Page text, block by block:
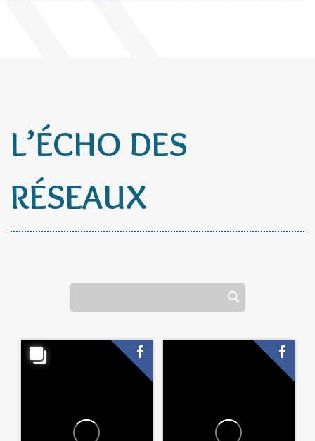
L’ÉCHO DES
RÉSEAUX